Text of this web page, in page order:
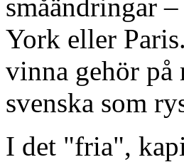
småändringar
York eller
vinna gehör
svenska som
I det "fria",